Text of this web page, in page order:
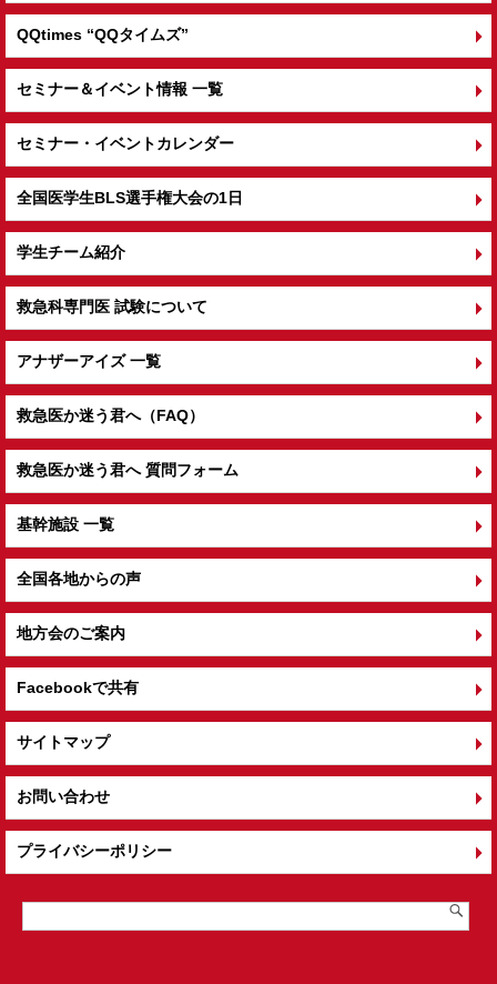
QQtimes “QQタイムズ”
セミナー＆イベント情報 一覧
セミナー・イベントカレンダー
全国医学生BLS選手権大会の1日
学生チーム紹介
救急科専門医 試験について
アナザーアイズ 一覧
救急医か迷う君へ（FAQ）
救急医か迷う君へ 質問フォーム
基幹施設 一覧
全国各地からの声
地方会のご案内
Facebookで共有
サイトマップ
お問い合わせ
プライバシーポリシー